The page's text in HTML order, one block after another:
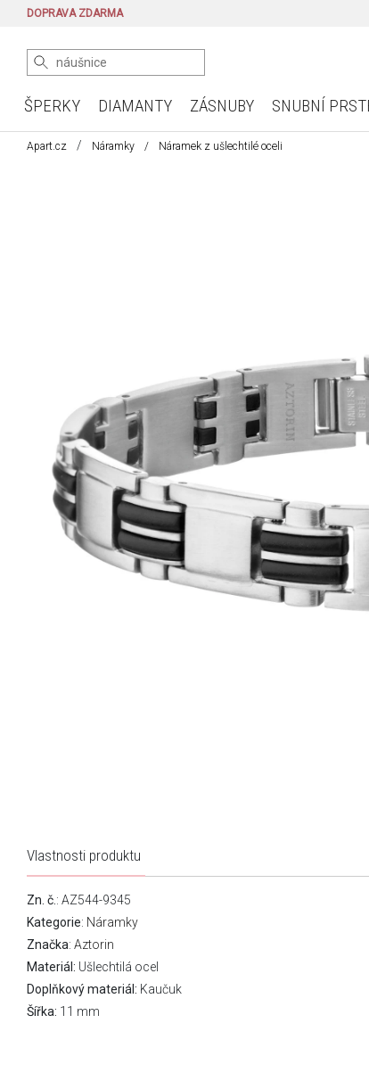
DOPRAVA ZDARMA
ŠPERKY DIAMANTY ZÁSNUBY SNUBNÍ
Apart.cz Náramky Náramek z ušlechtilé oceli
Vlastnosti produktu
Zn. č. : AZ544-9345
Kategorie: Náramky
Značka: Aztorin
Materiál: Ušlechtilá ocel
Doplňkový materiál: Kaučuk
Šířka: 11 mm